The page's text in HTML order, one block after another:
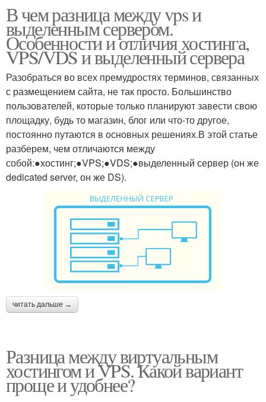
В чем разница между vps и
выделенным сервером.
Особенности и отличия хостинга,
VPS/VDS и выделенный сервера
Разобраться во всех премудростях терминов, связанных
с размещением сайта, не так просто. Большинство
пользователей, которые только планируют завести свою
площадку, будь то магазин, блог или что-то другое,
постоянно путаются в основных решениях.В этой статье
разберем, чем отличаются между
собой:●хостинг;●VPS;●VDS;●выделенный сервер (он же
dedicated server, он же DS).
читать дальше →
Разница между виртуальным
хостингом и VPS. Какой вариант
проще и удобнее?